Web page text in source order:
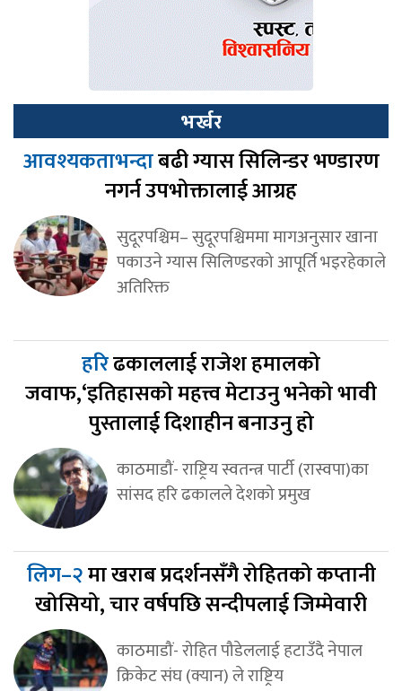
भर्खर
आवश्यकताभन्दाबढी ग्यास सिलिन्डर भण्डारण
नगर्न उपभोक्तालाई आग्रह
सुदूरपश्चिम– सुदूरपश्चिममा मागअनुसार खाना
पकाउने ग्यास सिलिण्डरको आपूर्ति भइरहेकाले
अतिरिक्त
हरिढकाललाई राजेश हमालको
जवाफ,‘इतिहासको महत्त्व मेटाउनु भनेको भावी
पुस्तालाई दिशाहीन बनाउनु हो
काठमाडौं- राष्ट्रिय स्वतन्त्र पार्टी (रास्वपा)का
सांसद हरि ढकालले देशको प्रमुख
लिग–२मा खराब प्रदर्शनसँगै रोहितको कप्तानी
खोसियो, चार वर्षपछि सन्दीपलाई जिम्मेवारी
काठमाडौं- रोहित पौडेललाई हटाउँदै नेपाल
क्रिकेट संघ (क्यान) ले राष्ट्रिय